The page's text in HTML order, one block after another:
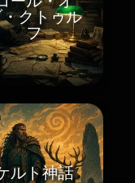
クトゥル
フ
ルト神話